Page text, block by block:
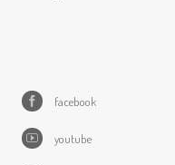
facebook
youtube